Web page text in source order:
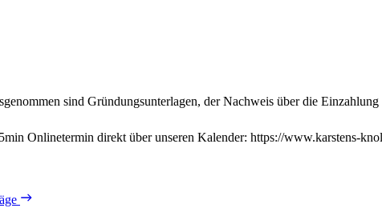
sind Gründungsunterlagen, der Nachweis über die
Onlinetermin direkt über unseren Kalender: https://www.karstens-